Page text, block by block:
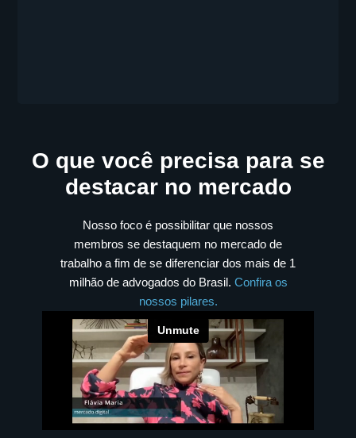
O que você precisa para se
destacar no mercado
Nosso foco é possibilitar que nossos
membros se destaquem no mercado de
trabalho a fim de se diferenciar dos mais de 1
milhão de advogados do Brasil. Confira os
nossos pilares.